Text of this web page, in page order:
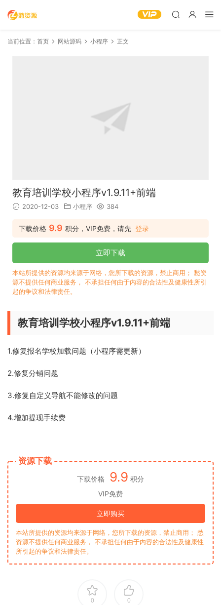
当前位置： 首页 网站源码 小程序 正文
教育培训学校小程序v1.9.11+前端
2020-12-03 小程序 384
下载价格 9.9 积分，VIP免费，请先 登录
立即下载
本站所提供的资源均来源于网络，您所下载的资源，禁止商用； 愁资
源不提供任何商业服务， 不承担任何由于内容的合法性及健康性所引
起的争议和法律责任。
教育培训学校小程序v1.9.11+前端
1.修复报名学校加载问题（小程序需更新）
2.修复分销问题
3.修复自定义导航不能修改的问题
4.增加提现手续费
资源下载
下载价格 9.9 积分
VIP免费
立即购买
本站所提供的资源均来源于网络，您所下载的资源，禁止商用； 愁
资源不提供任何商业服务， 不承担任何由于内容的合法性及健康性
所引起的争议和法律责任。
0 0